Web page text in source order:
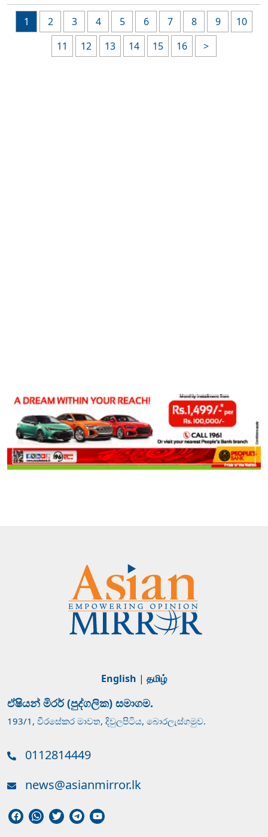
1 2 3 4 5 6 7 8 9
10
11
12 13 14 15 16 >
English | தமிழ்
ඒෂියන් මිරර් (පුද්ගලික) සමාගම.
193/1, වීරසේකර මාවත, දිවුලපිටිය, බොරලැස්ගමුව.
0112814449
news@asianmirror.lk